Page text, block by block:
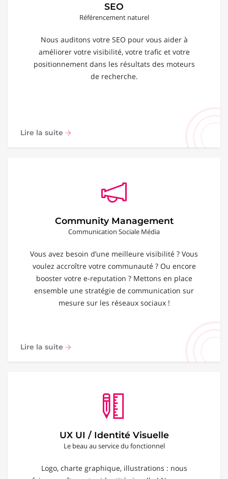
SEO
Référencement naturel
Nous auditons votre SEO pour vous aider à
améliorer votre visibilité, votre trafic et votre
positionnement dans les résultats des moteurs
de recherche.
Lire la suite
Community Management
Communication Sociale Média
Vous avez besoin d’une meilleure visibilité ? Vous
voulez accroître votre communauté ? Ou encore
booster votre e-reputation ? Mettons en place
ensemble une stratégie de communication sur
mesure sur les réseaux sociaux !
Lire la suite
UX UI / Identité Visuelle
Le beau au service du fonctionnel
Logo, charte graphique, illustrations : nous